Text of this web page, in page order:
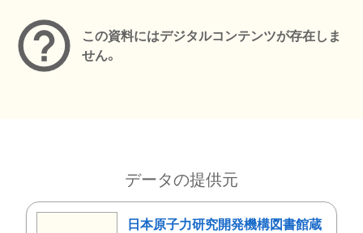
この資料にはデジタルコンテンツが存在しま
せん。
データの提供元
日本原子力研究開発機構図書館蔵